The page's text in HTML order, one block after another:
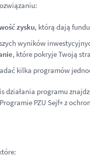
zysku, którą dają
wyników
, które pokryje Twoją
kilka programów
działania programu
PZU Sejf+ z